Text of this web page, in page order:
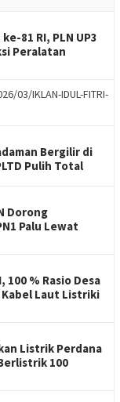
81 RI, PLN UP3
Peralatan
IKLAN-IDUL-FITRI-
Bergilir di
Pulih Total
Dorong
Palu Lewat
100 % Rasio Desa
Laut Listriki
Listrik Perdana
100